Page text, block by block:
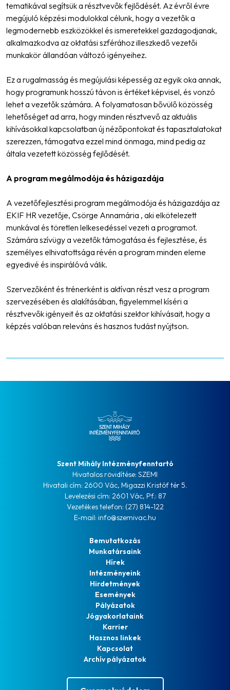
tematikával segítsük a résztvevők fejlődését. Az évről évre
megújuló képzési modulokkal célunk, hogy a vezetők a
legmodernebb eszközökkel és ismeretekkel gazdagodjanak,
alkalmazkodva az oktatási szférához illeszkedő vezetői
munkakör állandóan változó igényeihez.
Ez a rugalmasság és megújulási képesség az egyik oka annak,
hogy programunk hosszú távon is értéket képvisel, és vonzó
lehet a vezetők számára. A folyamatosan bővülő közösség
lehetőséget ad arra, hogy minden résztvevő az aktuális
kihívásokkal kapcsolatban új nézőpontokat és tapasztalatokat
szerezzen, támogatva ezzel mind önmaga, mind pedig az
általa vezetett közösség fejlődését.
A program megálmodója és házigazdája
A vezetőfejlesztési program megálmodója és házigazdája az
EKIF HR vezetője, Csörge Annamária , aki elkötelezett
munkával és töretlen lelkesedéssel vezeti a programot.
Számára szívügy a vezetők támogatása és fejlesztése, és
személyes elhivatottsága révén a program minden eleme
egyedivé és inspirálóvá válik.
Szervezőként és trénerként is aktívan részt vesz a program
szervezésében és alakításában, figyelemmel kíséri a
résztvevők igényeit és az oktatási szektor kihívásait, hogy a
képzés valóban releváns és hasznos tudást nyújtson.
Szent Mihály Intézményfenntartó
Hivatalos rövidítése: SZEMI
Hivatali cím: 2600 Vác, Migazzi Kristóf tér 5.
Levelezési cím: 2601 Vác, Pf.: 87
Vezetékes telefon: (27) 814-122
E-mail: info@szemivac.hu
Bemutatkozás
Munkatársaink
Hírek
Intézményeink
Hirdetmények
Események
Pályázatok
Jógyakorlataink
Karrier
Hasznos linkek
Kapcsolat
Archív pályázatok